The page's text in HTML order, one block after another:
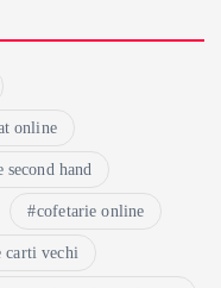
online
second hand
cofetarie online
carti vechi